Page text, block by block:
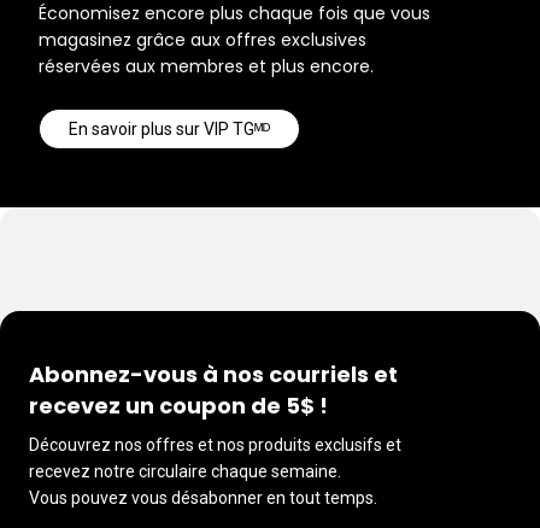
Économisez encore plus chaque fois que vous
magasinez grâce aux offres exclusives
réservées aux membres et plus encore.
En savoir plus sur VIP TGᴹᴰ
Abonnez-vous à nos courriels et
recevez un coupon de 5$ !
Découvrez nos offres et nos produits exclusifs et
recevez notre circulaire chaque semaine.
Vous pouvez vous désabonner en tout temps.